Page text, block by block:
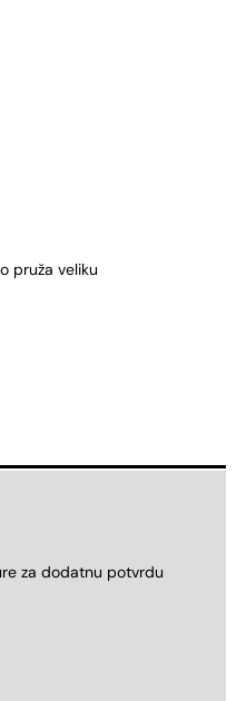
pruža veliku
za dodatnu potvrdu